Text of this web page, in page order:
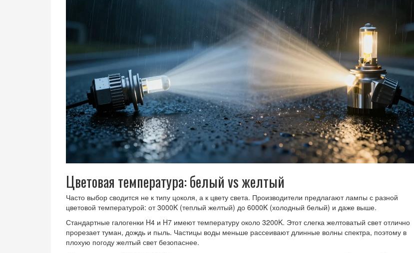
Цветовая температура: белый vs желтый
Часто выбор сводится не к типу цоколя, а к цвету света. Производители предлагают лампы с разной
цветовой температурой: от 3000K (теплый желтый) до 6000K (холодный белый) и даже выше.
Стандартные галогенки H4 и H7 имеют температуру около 3200K. Этот слегка желтоватый свет отлично
прорезает туман, дождь и пыль. Частицы воды меньше рассеивают длинные волны спектра, поэтому в
плохую погоду желтый свет безопаснее.